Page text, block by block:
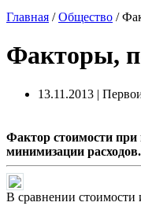
Главная /Общество /
Факторы,
13.11.2013 |
Фактор стоимости при
минимизации расходов.
В сравнении стоимости